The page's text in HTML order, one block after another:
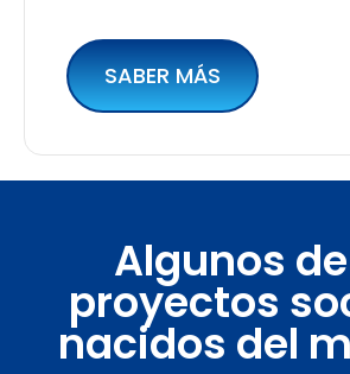
SABER MÁS
Algunos
proyectos
nacidos del